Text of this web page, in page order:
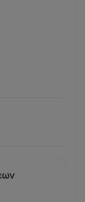
σχέδιο
να αποδειχθεί.